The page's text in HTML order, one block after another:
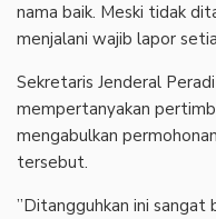
nama baik. Meski tidak
menjalani wajib lapor
‎Sekretaris Jenderal
mempertanyakan
mengabulkan
tersebut.
‎”Ditangguhkan ini sangat